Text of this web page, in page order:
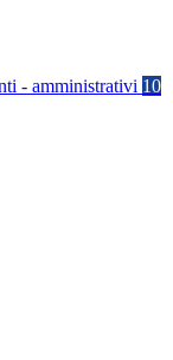
- amministrativi 10